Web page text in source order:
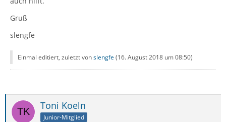
Gruß
slengfe
Einmal editiert, zuletzt vonslengfe (16. August 2018 um 08:50)
Toni Koeln
Junior-Mitglied